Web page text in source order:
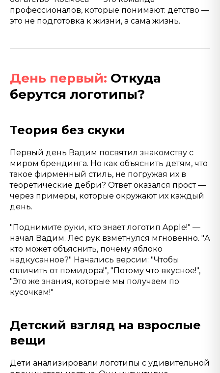
профессионалов, которые понимают: детство —
это не подготовка к жизни, а сама жизнь.
День первый: Откуда
берутся логотипы?
Теория без скуки
Первый день Вадим посвятил знакомству с
миром брендинга. Но как объяснить детям, что
такое фирменный стиль, не погружая их в
теоретические дебри? Ответ оказался прост —
через примеры, которые окружают их каждый
день.
"Поднимите руки, кто знает логотип Apple!" —
начал Вадим. Лес рук взметнулся мгновенно. "А
кто может объяснить, почему яблоко
надкусанное?" Начались версии: "Чтобы
отличить от помидора!", "Потому что вкусное!",
"Это же знания, которые мы получаем по
кусочкам!"
Детский взгляд на взрослые
вещи
Дети анализировали логотипы с удивительной